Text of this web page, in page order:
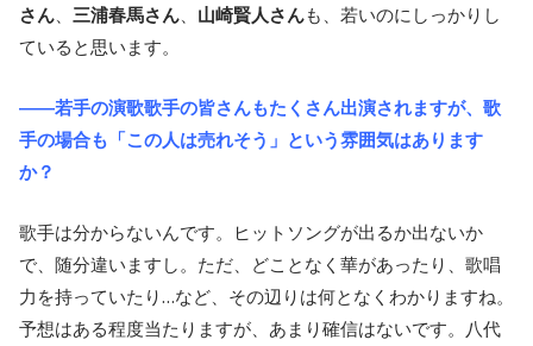
さん
三浦春馬さん 山崎賢人さんも、若いのにしっかりし
ていると思います。
――若手の演歌歌手の皆さんもたくさん出演されますが、歌
手の場合も「この人は売れそう」という雰囲気はあります
か？
歌手は分からないんです。ヒットソングが出るか出ないか
で、随分違いますし。ただ、どことなく華があったり、歌唱
力を持っていたり…など、その辺りは何となくわかりますね。
予想はある程度当たりますが、あまり確信はないです。八代